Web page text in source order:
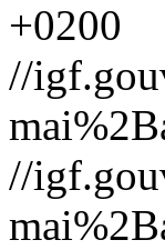
+0200
//
//